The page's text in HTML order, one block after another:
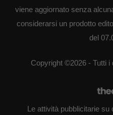
viene aggiornato senza
considerarsi un prodotto
del
Copyright ©2026 - Tutti i
Le attività pubblicitarie